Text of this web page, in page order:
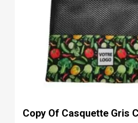
Copy Of Casquette Gris